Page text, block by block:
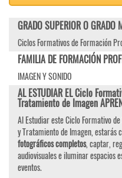
GRADO SUPERIOR O GRADO
Ciclos Formativos de Formación
FAMILIA DE FORMACIÓN
IMAGEN Y SONIDO
AL ESTUDIAR EL Ciclo
Tratamiento de Imagen
Al Estudiar este Ciclo Formativo
y Tratamiento de Imagen, estarás
fotográficos completos, captar,
audiovisuales e iluminar espacios
eventos.